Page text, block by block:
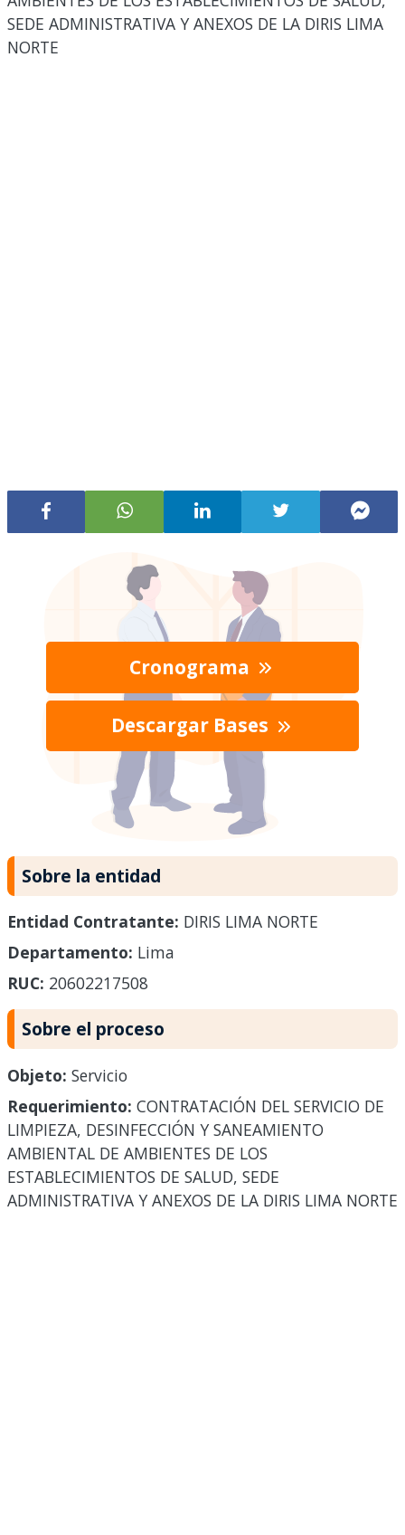
SEDE ADMINISTRATIVA Y ANEXOS DE LA DIRIS LIMA
NORTE
Cronograma
Descargar Bases
Sobre la entidad
Entidad Contratante: DIRIS LIMA NORTE
Departamento: Lima
RUC: 20602217508
Sobre el proceso
Objeto: Servicio
Requerimiento: CONTRATACIÓN DEL SERVICIO DE
LIMPIEZA, DESINFECCIÓN Y SANEAMIENTO
AMBIENTAL DE AMBIENTES DE LOS
ESTABLECIMIENTOS DE SALUD, SEDE
ADMINISTRATIVA Y ANEXOS DE LA DIRIS LIMA NORTE